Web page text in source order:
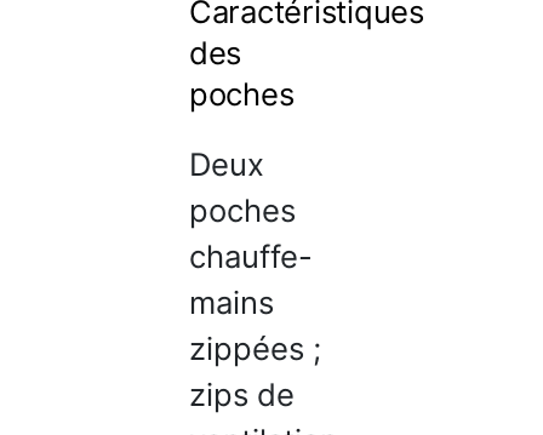
Caractéristiques
des
poches
Deux
poches
chauffe-
mains
zippées ;
zips de